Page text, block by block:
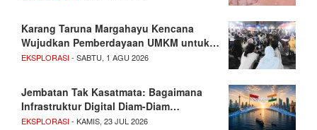
Karang Taruna Margahayu Kencana
Wujudkan Pemberdayaan UMKM untuk…
EKSPLORASI- SABTU, 1 AGU 2026
Jembatan Tak Kasatmata: Bagaimana
Infrastruktur Digital Diam-Diam…
EKSPLORASI- KAMIS, 23 JUL 2026